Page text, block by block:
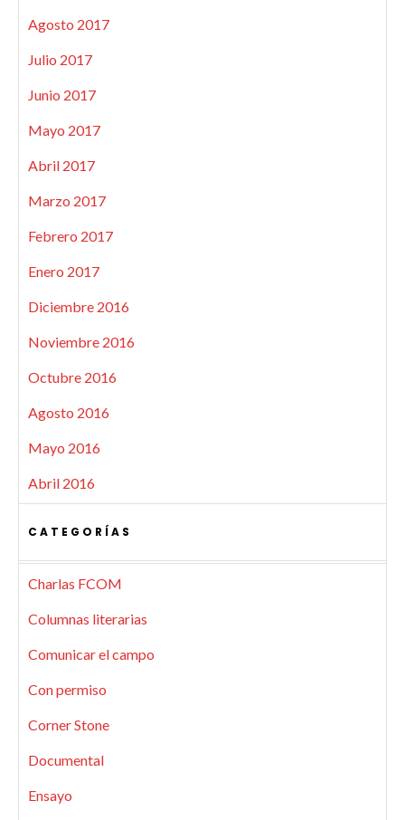
Agosto 2017
Julio 2017
Junio 2017
Mayo 2017
Abril 2017
Marzo 2017
Febrero 2017
Enero 2017
Diciembre 2016
Noviembre 2016
Octubre 2016
Agosto 2016
Mayo 2016
Abril 2016
CATEGORÍAS
Charlas FCOM
Columnas literarias
Comunicar el campo
Con permiso
Corner Stone
Documental
Ensayo